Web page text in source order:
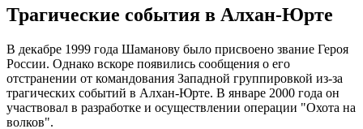
Трагические события в Алхан-Юрте
В декабре 1999 года Шаманову было присвоено звание Героя
России. Однако вскоре появились сообщения о его
отстранении от командования Западной группировкой из-за
трагических событий в Алхан-Юрте. В январе 2000 года он
участвовал в разработке и осуществлении операции "Охота на
волков".